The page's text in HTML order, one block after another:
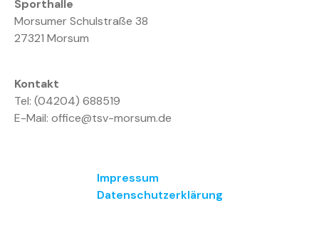
Sporthalle
Morsumer Schulstraße 38
27321 Morsum
Kontakt
Tel: (04204) 688519
E-Mail: office@tsv-morsum.de
Impressum
Datenschutzerklärung